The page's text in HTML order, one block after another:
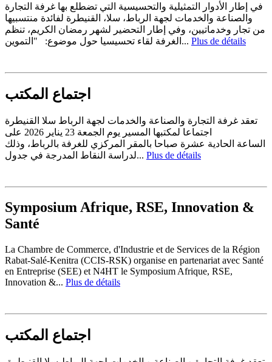
في إطار الأدوار التمثيلية والتحسيسية التي تضطلع بها غرفة التجارة
والصناعة والخدمات لجهة الرباط، سلا، القنيطرة لفائدة منتسبيها
من تجار وخدماتيين، وفي إطار التحضير لشهر رمضان الكريم، تنظم
الغرفة لقاء تحسيسيا حول موضوع: "التموين... Plus de détails
اجتماع المكتب
تعقد غرفة التجارة والصناعة والخدمات لجهة الرباط سلا القنيطرة
اجتماعا لمكتبها المسير يوم الجمعة 23 يناير 2026 على
الساعة الحادية عشرة صباحا بالمقر المركزي للغرفة بالرباط، وذلك
لدراسة النقاط المدرجة في جدول... Plus de détails
Symposium Afrique, RSE, Innovation &
Santé
La Chambre de Commerce, d'Industrie et de Services de la Région
Rabat-Salé-Kenitra (CCIS-RSK) organise en partenariat avec Santé
en Entreprise (SEE) et N4HT le Symposium Afrique, RSE,
Innovation &... Plus de détails
اجتماع المكتب